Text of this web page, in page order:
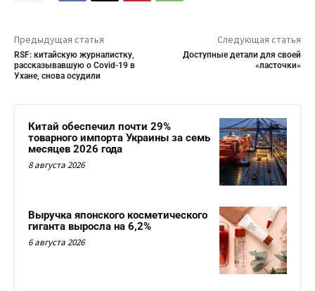
Предыдущая статья
RSF: китайскую журналистку,
рассказывавшую о Covid-19 в
Ухане, снова осудили
Следующая статья
Доступные детали для своей
«ласточки»
Китай обеспечил почти 29%
товарного импорта Украины за семь
месяцев 2026 года
8 августа 2026
Выручка японского косметического
гиганта выросла на 6,2%
6 августа 2026